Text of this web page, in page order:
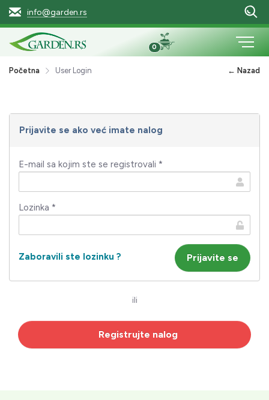
info@garden.rs
0
Početna User Login ← Nazad
Prijavite se ako već imate nalog
E-mail sa kojim ste se registrovali *
Lozinka *
Zaboravili ste lozinku ?
ili
Registrujte nalog